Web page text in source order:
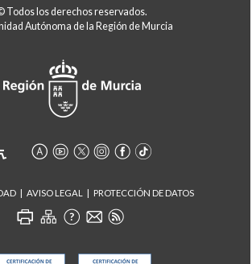
Todos los derechos reservados.
Autónoma de la Región de Murcia
AVISO LEGAL PROTECCIÓN DE DATOS